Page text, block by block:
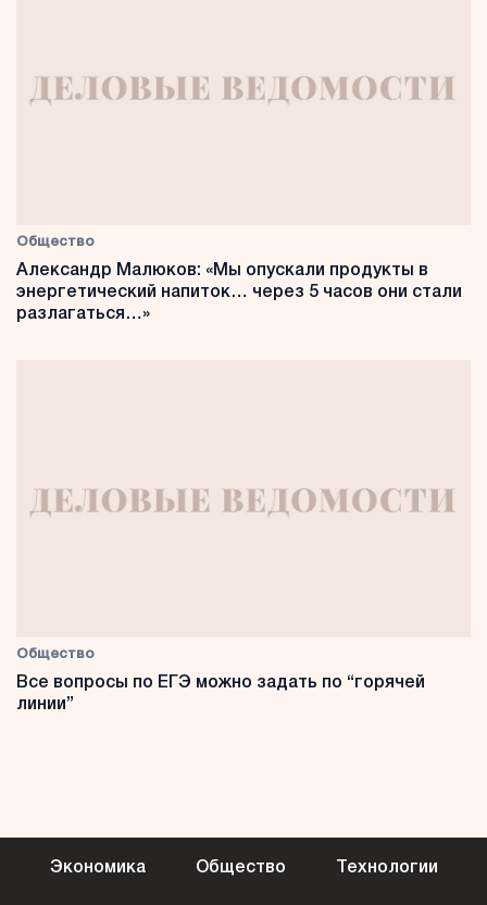
Общество
Александр Малюков: «Мы опускали продукты в
энергетический напиток… через 5 часов они стали
разлагаться…»
Общество
Все вопросы по ЕГЭ можно задать по “горячей
линии”
Экономика Общество Технологии